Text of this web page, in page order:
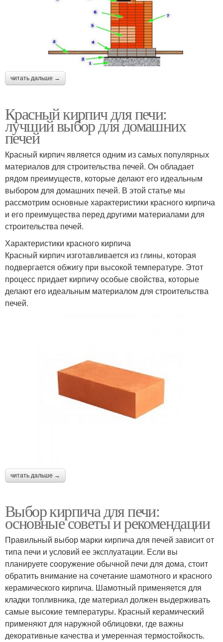
читать дальше →
Красный кирпич для печи:
лучший выбор для домашних
печей
Красный кирпич является одним из самых популярных
материалов для строительства печей. Он обладает
рядом преимуществ, которые делают его идеальным
выбором для домашних печей. В этой статье мы
рассмотрим основные характеристики красного кирпича
и его преимущества перед другими материалами для
строительства печей.
Характеристики красного кирпича
Красный кирпич изготавливается из глины, которая
подвергается обжигу при высокой температуре. Этот
процесс придает кирпичу особые свойства, которые
делают его идеальным материалом для строительства
печей.
читать дальше →
Выбор кирпича для печи:
основные советы и рекомендации
Правильный выбор марки кирпича для печей зависит от
типа печи и условий ее эксплуатации. Если вы
планируете сооружение обычной печи для дома, стоит
обратить внимание на сочетание шамотного и красного
керамического кирпича. Шамотный применяется для
кладки топливника, где материал должен выдерживать
самые высокие температуры. Красный керамический
применяют для наружной облицовки, где важны
декоративные качества и умеренная термостойкость.